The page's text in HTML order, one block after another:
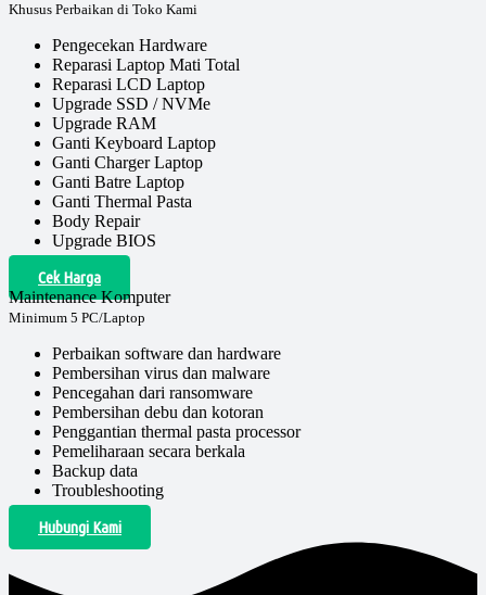
Khusus Perbaikan di Toko Kami
Pengecekan Hardware
Reparasi Laptop Mati Total
Reparasi LCD Laptop
Upgrade SSD / NVMe
Upgrade RAM
Ganti Keyboard Laptop
Ganti Charger Laptop
Ganti Batre Laptop
Ganti Thermal Pasta
Body Repair
Upgrade BIOS
Cek Harga
Maintenance Komputer
Minimum 5 PC/Laptop
Perbaikan software dan hardware
Pembersihan virus dan malware
Pencegahan dari ransomware
Pembersihan debu dan kotoran
Penggantian thermal pasta processor
Pemeliharaan secara berkala
Backup data
Troubleshooting
Hubungi Kami